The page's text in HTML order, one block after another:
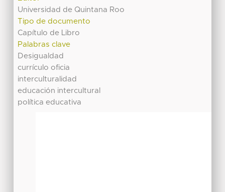
Universidad de Quintana Roo
Tipo de documento
Capítulo de Libro
Palabras clave
Desigualdad
currículo oficia
interculturalidad
educación intercultural
política educativa